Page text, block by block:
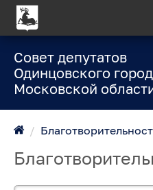
Совет депутатов
Одинцовского
Московской
/